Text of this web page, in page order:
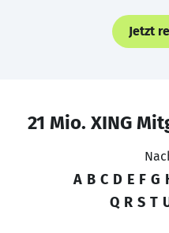
Jetzt
21 Mio. XING
A B C D E F G
Q R S T